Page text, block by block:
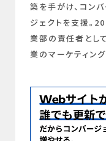
築を手がけ、コン
ジェクトを支援。
業部の責任者とし
業のマーケティン